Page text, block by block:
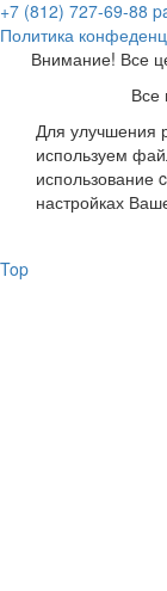
+7 (812) 727-69-88
Политика
Внимание! Все
Все
Для улучшения
используем
использование
настройках
Top